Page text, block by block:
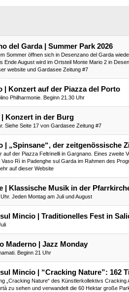
del Garda | Summer Park 2026
Sommer öffnen sich in Desenzano del Garda
Ende August wird im Ortsteil Monte Mario 2 in
website und Gardasee Zeitung #7
| Konzert auf der Piazza del Porto
Philharmonie. Beginn 21.30 Uhr
Konzert in der Burg
Siehe Seite 17 von Gardasee Zeitung #7
| „Spinsane“, der zeitgenössische
auf der Piazza Feltrinelli in Gargnano. Eines zweite
Rì in Padenghe sul Garda im Rahmen des
auf dieser Website
| Klassische Musik in der
Jeden Montag am Juli und August
Mincio | Traditionelles Fest in
Maderno | Jazz Monday
Beginn 21 Uhr
Mincio | “Cracking Nature”: 162
„Cracking Nature“ des Künstlerkollektivs
zu sehen und verwandelt die 60 Hektar große